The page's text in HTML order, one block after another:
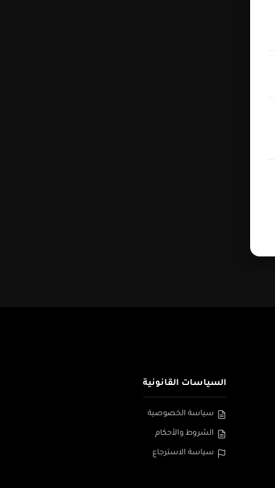
السياسات القانونية
سياسة الخصوصية
الشروط والأحكام
سياسة الاسترجاع